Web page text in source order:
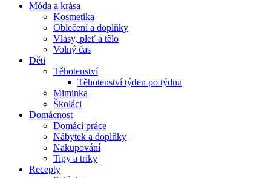
Móda a krása
Kosmetika
Oblečení a doplňky
Vlasy, pleť a tělo
Volný čas
Děti
Těhotenství
Těhotenství týden po týdnu
Miminka
Školáci
Domácnost
Domácí práce
Nábytek a doplňky
Nakupování
Tipy a triky
Recepty